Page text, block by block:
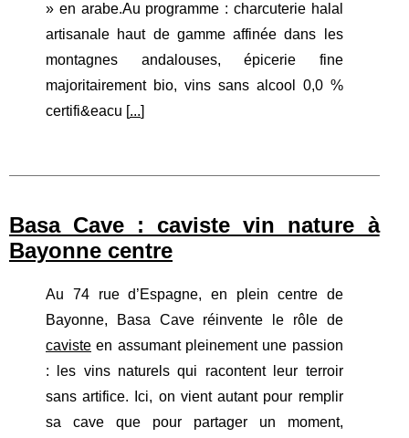
» en arabe.Au programme : charcuterie halal
artisanale haut de gamme affinée dans les
montagnes andalouses, épicerie fine
majoritairement bio, vins sans alcool 0,0 %
certifi&eacu [...]
Basa Cave : caviste vin nature à
Bayonne centre
Au 74 rue d’Espagne, en plein centre de
Bayonne, Basa Cave réinvente le rôle de
caviste en assumant pleinement une passion
: les vins naturels qui racontent leur terroir
sans artifice. Ici, on vient autant pour remplir
sa cave que pour partager un moment,